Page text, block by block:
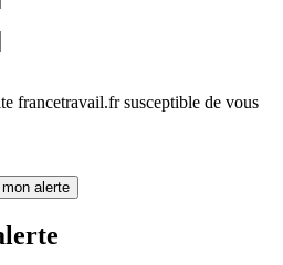
francetravail.fr susceptible de vous
alerte